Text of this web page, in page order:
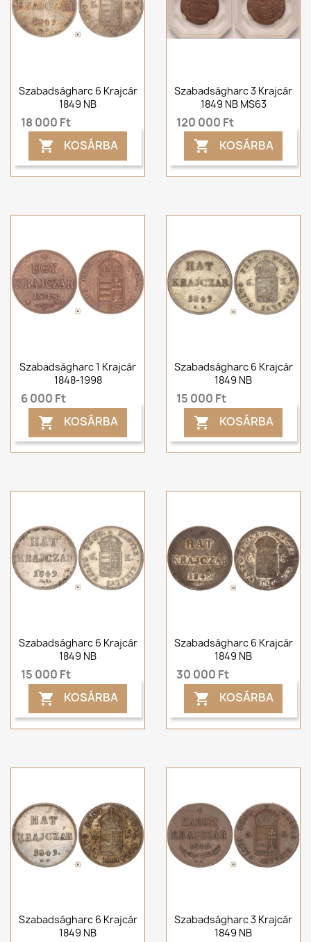
Szabadságharc 6 Krajcár
1849 NB
18 000 Ft
 KOSÁRBA
Szabadságharc 3 Krajcár
1849 NB MS63
120 000 Ft
 KOSÁRBA
Szabadságharc 1 Krajcár
1848-1998
6 000 Ft
 KOSÁRBA
Szabadságharc 6 Krajcár
1849 NB
15 000 Ft
 KOSÁRBA
Szabadságharc 6 Krajcár
1849 NB
15 000 Ft
 KOSÁRBA
Szabadságharc 6 Krajcár
1849 NB
30 000 Ft
 KOSÁRBA
Szabadságharc 6 Krajcár
1849 NB
Szabadságharc 3 Krajcár
1849 NB